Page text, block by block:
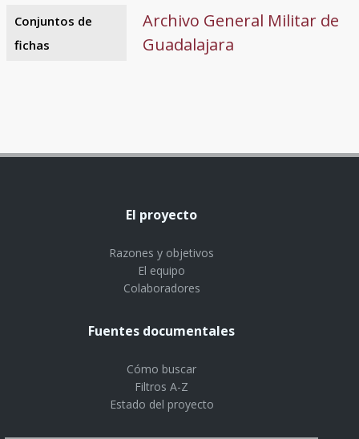
Conjuntos de
fichas
Archivo General Militar de
Guadalajara
El proyecto
Razones y objetivos
El equipo
Colaboradores
Fuentes documentales
Cómo buscar
Filtros A-Z
Estado del proyecto